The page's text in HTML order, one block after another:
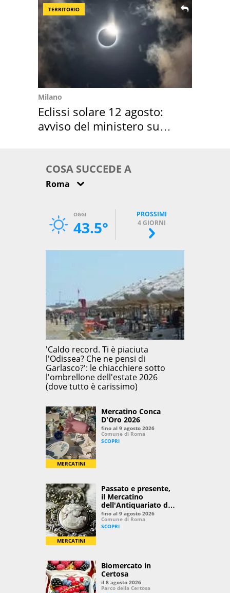
TERRITORIO
Milano
Eclissi solare 12 agosto:
avviso del ministero su